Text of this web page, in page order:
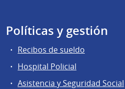
Políticas y gestión
Recibos de sueldo
Hospital Policial
Asistencia y Seguridad Social